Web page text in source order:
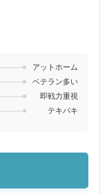
アットホーム
ベテラン多い
即戦力重視
テキパキ